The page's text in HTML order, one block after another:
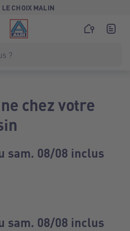
CHOIX MALIN
chez votre
sam. 08/08 inclus
sam. 08/08 inclus